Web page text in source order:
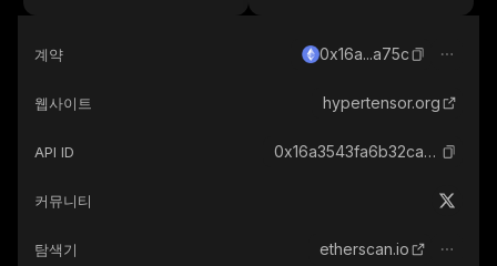
계약 0x16a...a75c
웹사이트 hypertensor.org
API ID 0x16a3543fa6b32cac3b0a755f64a729e84f89a75c_ethereum
커뮤니티
탐색기 etherscan.io